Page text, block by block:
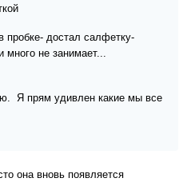
пробке- достал салфетку-
много не занимает...
Я прям удивлен какие мы все
она вновь появляется